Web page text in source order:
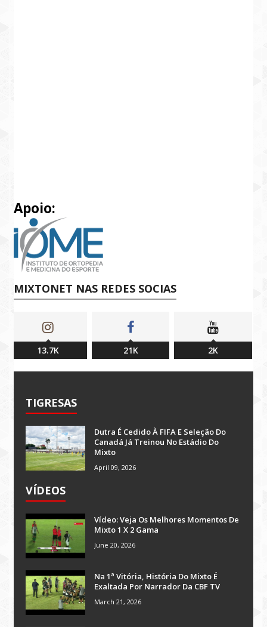
Apoio:
MIXTONET NAS REDES SOCIAS
13.7K 21K 2K
TIGRESAS
Dutra É Cedido À FIFA E Seleção Do
Canadá Já Treinou No Estádio Do
Mixto
April 09, 2026
VÍDEOS
Vídeo: Veja Os Melhores Momentos De
Mixto 1 X 2 Gama
June 20, 2026
Na 1ª Vitória, História Do Mixto É
Exaltada Por Narrador Da CBF TV
March 21, 2026